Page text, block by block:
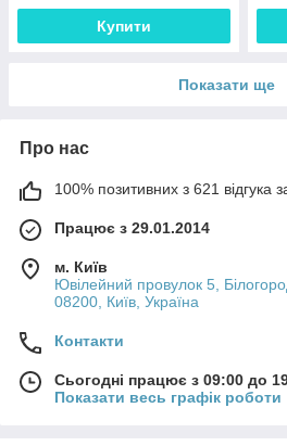
Купити
Показати ще
Про нас
100% позитивних з 621 відгука
Працює з 29.01.2014
м. Київ
Ювілейний провулок 5,
08200, Київ, Україна
Контакти
Сьогодні працює з 09:00 до
Показати весь графік роботи